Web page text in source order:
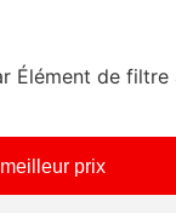
Élément de
prix